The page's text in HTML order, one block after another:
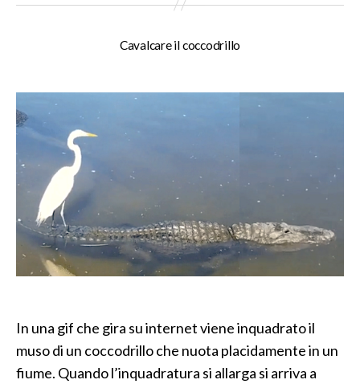
allo
destino
Cavalcare il coccodrillo
In una gif che gira su internet viene inquadrato il
muso di un coccodrillo che nuota placidamente in un
fiume. Quando l’inquadratura si allarga si arriva a